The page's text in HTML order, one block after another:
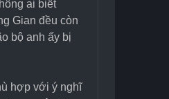
ai biết
Gian đều còn
bộ anh ấy bị
hợp với ý nghĩ